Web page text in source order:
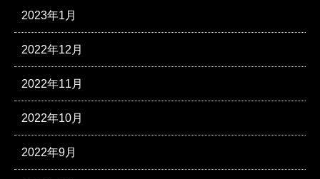
2023年1月
2022年12月
2022年11月
2022年10月
2022年9月